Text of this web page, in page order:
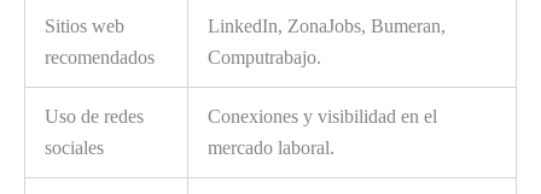
Sitios web
recomendados
LinkedIn, ZonaJobs, Bumeran,
Computrabajo.
Uso de redes
sociales
Conexiones y visibilidad en el
mercado laboral.